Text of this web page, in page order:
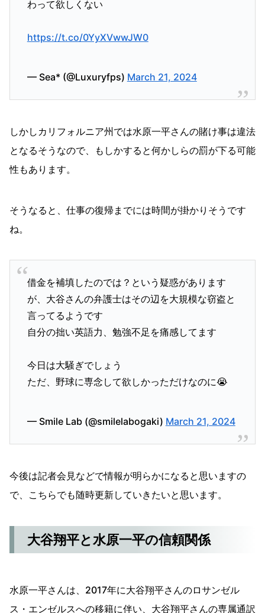
わって欲しくない
https://t.co/0YyXVwwJW0
— Sea* (@Luxuryfps) March 21, 2024
しかしカリフォルニア州では水原一平さんの賭け事は違法
となるそうなので、もしかすると何かしらの罰が下る可能
性もあります。
そうなると、仕事の復帰までには時間が掛かりそうです
ね。
借金を補填したのでは？という疑惑があります
が、大谷さんの弁護士はその辺を大規模な窃盗と
言ってるようです
自分の拙い英語力、勉強不足を痛感してます
今日は大騒ぎでしょう
ただ、野球に専念して欲しかっただけなのに😭
— Smile Lab (@smilelabogaki) March 21, 2024
今後は記者会見などで情報が明らかになると思いますの
で、こちらでも随時更新していきたいと思います。
大谷翔平と水原一平の信頼関係
水原一平さんは、2017年に大谷翔平さんのロサンゼル
ス・エンゼルスへの移籍に伴い、大谷翔平さんの専属通訳